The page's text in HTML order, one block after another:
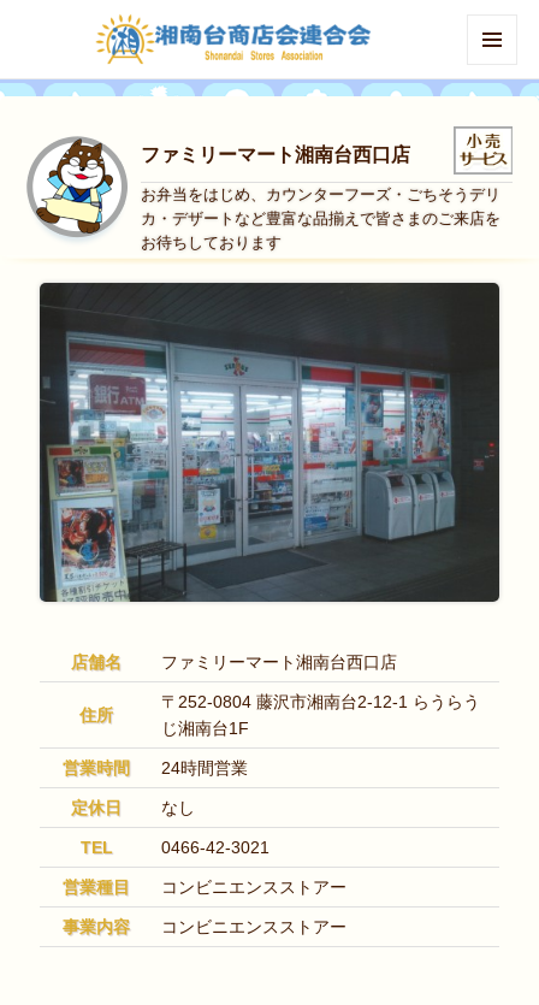
AND
ファミリーマート湘南台西口店
お弁当をはじめ、カウンターフーズ・ごちそうデリ
カ・デザートなど豊富な品揃えで皆さまのご来店を
お待ちしております
店舗名 ファミリーマート湘南台西口店
住所
〒252-0804 藤沢市湘南台2-12-1 らうらう
じ湘南台1F
営業時間 24時間営業
定休日 なし
TEL 0466-42-3021
営業種目 コンビニエンスストアー
事業内容 コンビニエンスストアー